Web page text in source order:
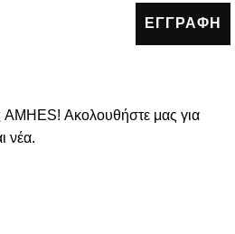
ΕΓΓΡΑΦΗ
Ακολουθήστε μας για
νέα.